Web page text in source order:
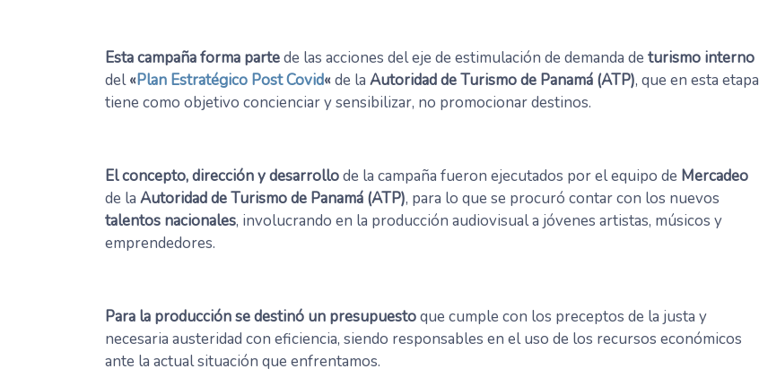
Esta campaña forma partede las acciones del eje de estimulación de demanda de turismo interno
del«Plan Estratégico Post Covid«de la Autoridad de Turismo de Panamá (ATP), que en esta etapa
tiene como objetivo concienciar y sensibilizar, no promocionar destinos.
El concepto, dirección y desarrollode la campaña fueron ejecutados por el equipo de Mercadeo
de la Autoridad de Turismo de Panamá (ATP), para lo que se procuró contar con los nuevos
talentos nacionales, involucrando en la producción audiovisual a jóvenes artistas, músicos y
emprendedores.
Para la producción se destinó un presupuestoque cumple con los preceptos de la justa y
necesaria austeridad con eficiencia, siendo responsables en el uso de los recursos económicos
ante la actual situación que enfrentamos.